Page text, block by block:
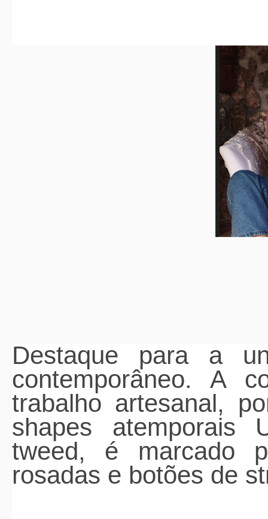
Destaque para a
contemporâneo. A
trabalho artesanal,
shapes
tweed, é marcado
rosadas e botões de